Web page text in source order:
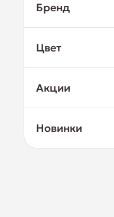
Бренд
Цвет
Акции
Новинки